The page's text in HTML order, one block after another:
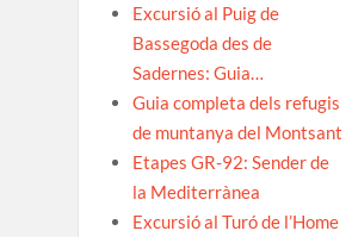
Excursió al Puig de
Bassegoda des de
Sadernes: Guia…
Guia completa dels refugis
de muntanya del Montsant
Etapes GR-92: Sender de
la Mediterrànea
Excursió al Turó de l’Home